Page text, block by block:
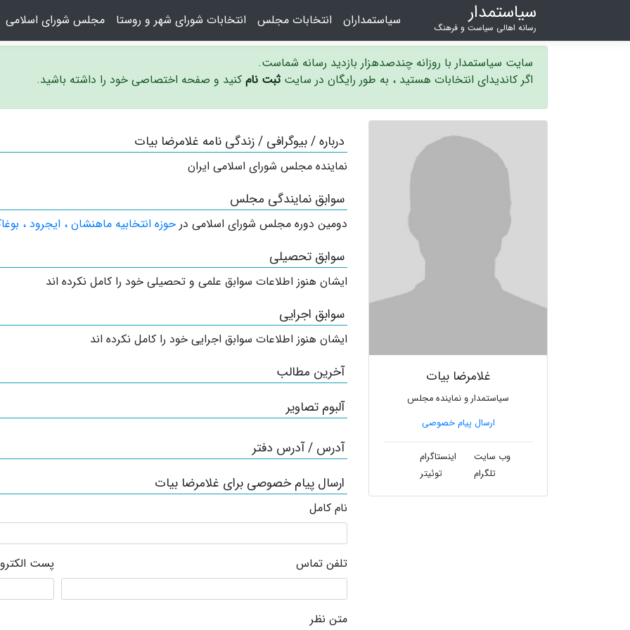
سیاستمدار
رسانه اهالی سیاست و فرهنگ سیاستمداران انتخابات مجلس انتخابات شورای شهر و روستا مجلس شورای اسلامی
سایت سیاستمدار با روزانه چندصدهزار بازدید رسانه شماست.
اگر کاندیدای انتخابات هستید ، به طور رایگان در سایت ثبت نام کنید و صفحه اختصاصی خود را داشته باشید.
غلامرضا بیات
سیاستمدار و نماینده مجلس
ارسال پیام خصوصی
وب سایت
اینستاگرام
تلگرام
توئیتر
درباره / بیوگرافی / زندگی نامه غلامرضا بیات
نماینده مجلس شورای اسلامی ایران
سوابق نمایندگی مجلس
دومین دوره مجلس شورای اسلامی در حوزه انتخابیه ماهنشان ، ایجرود ،
سوابق تحصیلی
ایشان هنوز اطلاعات سوابق علمی و تحصیلی خود را کامل نکرده اند
سوابق اجرایی
ایشان هنوز اطلاعات سوابق اجرایی خود را کامل نکرده اند
آخرین مطالب
آلبوم تصاویر
آدرس / آدرس دفتر
ارسال پیام خصوصی برای غلامرضا بیات
نام کامل
تلفن تماس پست
متن نظر